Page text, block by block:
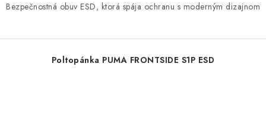
Bezpečnostná obuv ESD, ktorá spája ochranu s moderným dizajnom
Poltopánka PUMA FRONTSIDE S1P ESD